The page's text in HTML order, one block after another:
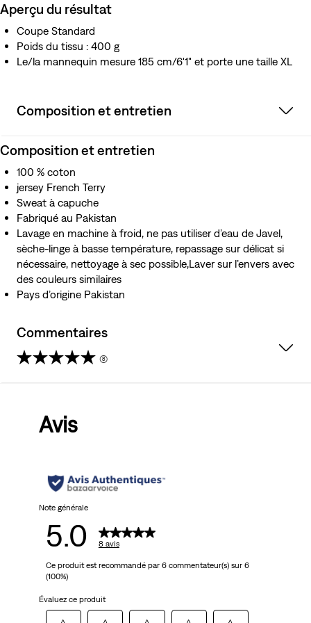
Aperçu du résultat
Coupe Standard
Poids du tissu : 400 g
Le/la mannequin mesure 185 cm/6'1" et porte une taille XL
Composition et entretien
Composition et entretien
100 % coton
jersey French Terry
Sweat à capuche
Fabriqué au Pakistan
Lavage en machine à froid, ne pas utiliser d’eau de Javel,
sèche-linge à basse température, repassage sur délicat si
nécessaire, nettoyage à sec possible,Laver sur l’envers avec
des couleurs similaires
Pays d’origine Pakistan
Commentaires
(8)
avis
Avis
Note générale
5.0 8 avis
Ce produit est recommandé par 6 commentateur(s) sur 6
(100%)
Évaluez ce produit